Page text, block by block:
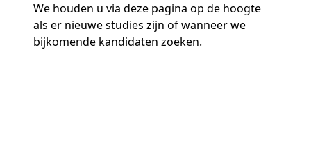
We houden u via deze pagina op de hoogte
als er nieuwe studies zijn of wanneer we
bijkomende kandidaten zoeken.